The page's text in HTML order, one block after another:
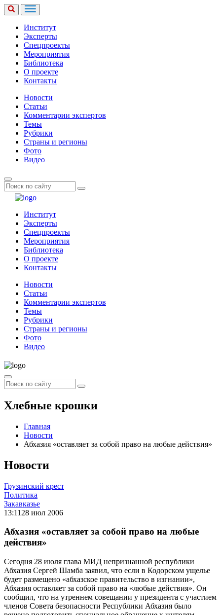
Институт
Эксперты
Спецпроекты
Мероприятия
Библиотека
О проекте
Контакты
Новости
Статьи
Комментарии экспертов
Темы
Рубрики
Страны и регионы
Фото
Видео
Институт
Эксперты
Спецпроекты
Мероприятия
Библиотека
О проекте
Контакты
Новости
Статьи
Комментарии экспертов
Темы
Рубрики
Страны и регионы
Фото
Видео
Хлебные крошки
Главная
Новости
Абхазия «оставляет за собой право на любые действия»
Новости
Грузинский крест
Политика
Закавказье
13:11 28 июл 2006
Абхазия «оставляет за собой право на любые
действия»
Сегодня 28 июля глава МИД непризнанной республики
Абхазия Сергей Шамба заявил, что если в Кодорском ущелье
будет размещено «абхазское правительство в изгнании»,
Абхазия оставляет за собой право на «любые действия». Он
сообщил, что на утреннем совещании у президента с участием
членов Совета безопасности Республики Абхазия было